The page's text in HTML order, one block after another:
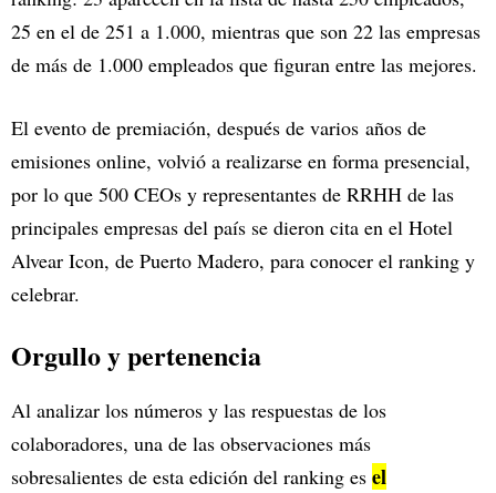
25 en el de 251 a 1.000, mientras que son 22 las empresas
de más de 1.000 empleados que figuran entre las mejores.
El evento de premiación, después de varios años de
emisiones online, volvió a realizarse en forma presencial,
por lo que 500 CEOs y representantes de RRHH de las
principales empresas del país se dieron cita en el Hotel
Alvear Icon, de Puerto Madero, para conocer el ranking y
celebrar.
Orgullo y pertenencia
Al analizar los números y las respuestas de los
colaboradores, una de las observaciones más
sobresalientes de esta edición del ranking es el